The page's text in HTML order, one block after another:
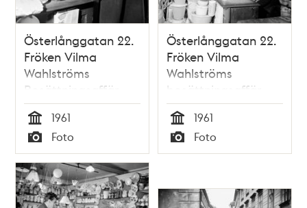
Österlånggatan 22.
Fröken Vilma
Wahlströms
Bosättningsaffär.
Tid
1961
Typ
Foto
Österlånggatan 22.
Fröken Vilma
Wahlströms
bosättningsaffär.
Tid
1961
Typ
Foto